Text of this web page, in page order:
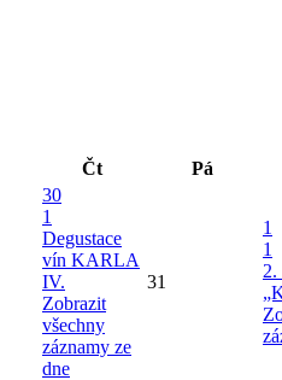
Čt Pá
30
1
Degustace
vín KARLA
IV.
Zobrazit
všechny
záznamy ze
dne
31
1
1
2.